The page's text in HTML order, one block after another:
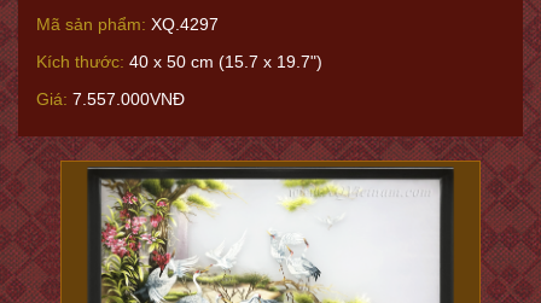
Mã sản phẩm: XQ.4297
Kích thước: 40 x 50 cm (15.7 x 19.7")
Giá: 7.557.000VNĐ